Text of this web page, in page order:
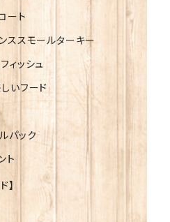
ート
ススモールターキー
ィッシュ
いフード
パック
ト
】